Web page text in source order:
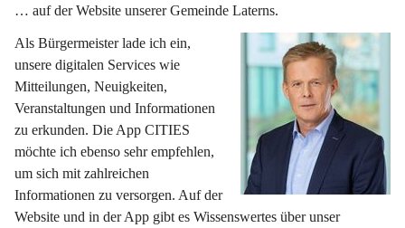
… auf der Website unserer Gemeinde Laterns.
Als Bürgermeister lade ich ein,
unsere digitalen Services wie
Mitteilungen, Neuigkeiten,
Veranstaltungen und Informationen
zu erkunden. Die App CITIES
möchte ich ebenso sehr empfehlen,
um sich mit zahlreichen
Informationen zu versorgen. Auf der
Website und in der App gibt es Wissenswertes über unser